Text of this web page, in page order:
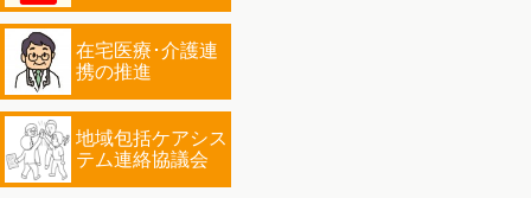
在宅医療･介護連
携の推進
地域包括ケアシス
テム連絡協議会